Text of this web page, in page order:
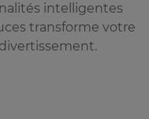
intelligentes
transforme votre